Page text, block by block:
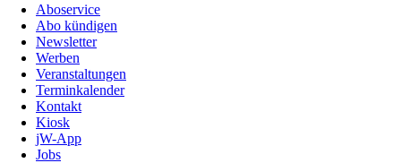
Aboservice
Abo kündigen
Newsletter
Werben
Veranstaltungen
Terminkalender
Kontakt
Kiosk
jW-App
Jobs